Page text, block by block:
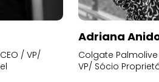
/ VP/
Adriana
Colgate
VP/ Sócio